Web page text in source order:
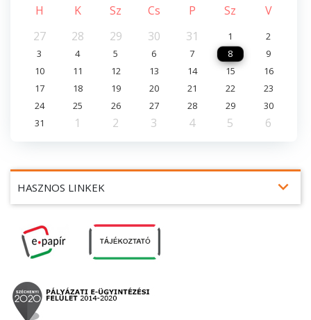
HASZNOS LINKEK expand_more
H K Sz Cs P Sz
V
27
28 29 30 31 1
2
3
4 5 6 7 8
9
10
11 12 13 14 15
16
17
18 19 20 21 22
23
24
25 26 27 28 29
30
31
1 2 3 4 5 6